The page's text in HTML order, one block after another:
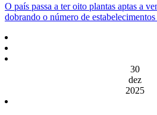
O país passa a ter oito plantas aptas a
dobrando o número de
30
dez
2025